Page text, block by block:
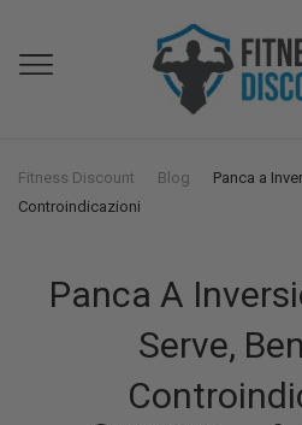
Fitness Discount Blog
Panca a
Controindicazioni
Panca A
Serve,